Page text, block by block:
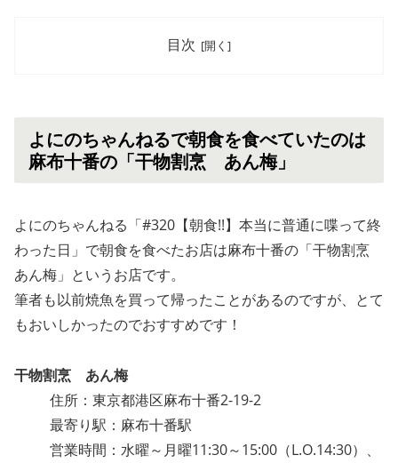
目次
よにのちゃんねるで朝食を食べていたのは
麻布十番の「干物割烹 あん梅」
よにのちゃんねる「#320【朝食!!】本当に普通に喋って終
わった日」で朝食を食べたお店は麻布十番の「干物割烹
あん梅」というお店です。
筆者も以前焼魚を買って帰ったことがあるのですが、とて
もおいしかったのでおすすめです！
干物割烹 あん梅
住所：東京都港区麻布十番2-19-2
最寄り駅：麻布十番駅
営業時間：水曜～月曜11:30～15:00（L.O.14:30）、